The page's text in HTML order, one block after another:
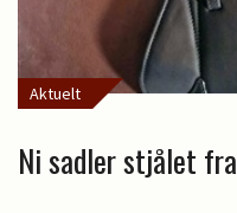
Aktuelt
Ni sadler stjålet